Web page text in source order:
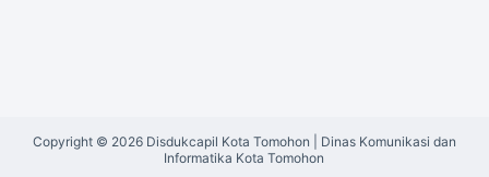
Copyright © 2026 Disdukcapil Kota Tomohon | Dinas Komunikasi dan
Informatika Kota Tomohon